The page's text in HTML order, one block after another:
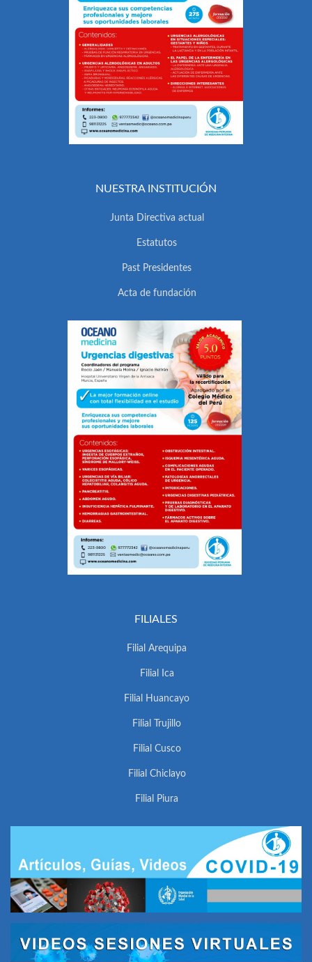
NUESTRA INSTITUCIÓN
Junta Directiva actual
Estatutos
Past Presidentes
Acta de fundación
FILIALES
Filial Arequipa
Filial Ica
Filial Huancayo
Filial Trujillo
Filial Cusco
Filial Chiclayo
Filial Piura